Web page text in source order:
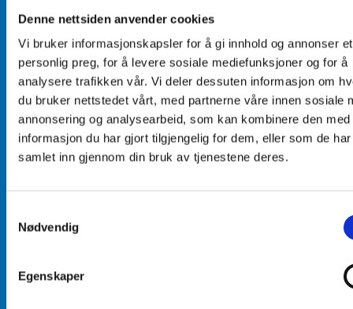
Denne nettsiden anvender cookies
Vi bruker informasjonskapsler for å gi innhold og annonser et
personlig preg, for å levere sosiale mediefunksjoner og for å
analysere trafikken vår. Vi deler dessuten informasjon om
du bruker nettstedet vårt, med partnerne våre innen sosiale
annonsering og analysearbeid, som kan kombinere den med
informasjon du har gjort tilgjengelig for dem, eller som de har
samlet inn gjennom din bruk av tjenestene deres.
Nødvendig
Egenskaper
seegeringer
hjelpe deg med?